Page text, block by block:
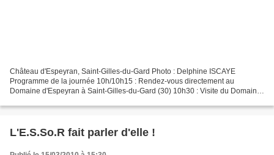
Château d'Espeyran, Saint-Gilles-du-Gard Photo : Delphine ISCAYE
Programme de la journée 10h/10h15 : Rendez-vous directement au
Domaine d'Espeyran à Saint-Gilles-du-Gard (30) 10h30 : Visite du Domaine
L'E.S.So.R fait parler d'elle !